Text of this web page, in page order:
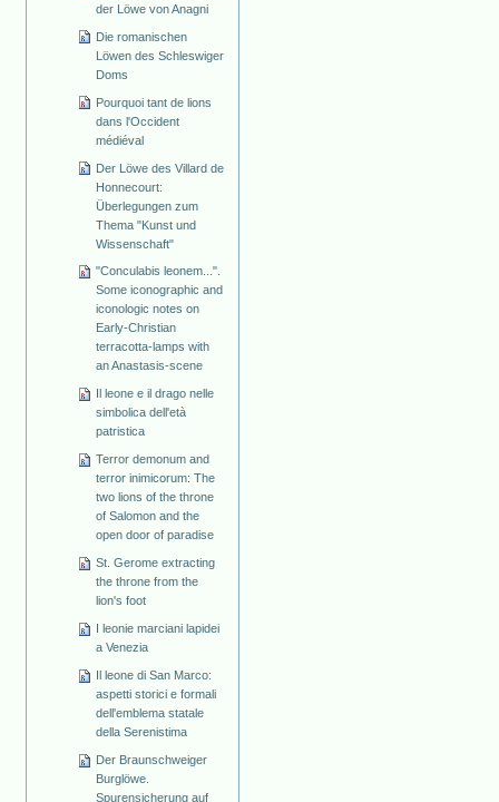
der Löwe von Anagni
Die romanischen
Löwen des Schleswiger
Doms
Pourquoi tant de lions
dans l'Occident
médiéval
Der Löwe des Villard de
Honnecourt:
Überlegungen zum
Thema "Kunst und
Wissenschaft"
"Conculabis leonem...".
Some iconographic and
iconologic notes on
Early-Christian
terracotta-lamps with
an Anastasis-scene
Il leone e il drago nelle
simbolica dell'età
patristica
Terror demonum and
terror inimicorum: The
two lions of the throne
of Salomon and the
open door of paradise
St. Gerome extracting
the throne from the
lion's foot
I leonie marciani lapidei
a Venezia
Il leone di San Marco:
aspetti storici e formali
dell'emblema statale
della Serenistima
Der Braunschweiger
Burglöwe.
Spurensicherung auf